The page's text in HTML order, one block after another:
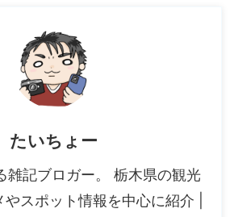
たいちょー
雑記ブロガー。 栃木県の観光
スポット情報を中心に紹介 |